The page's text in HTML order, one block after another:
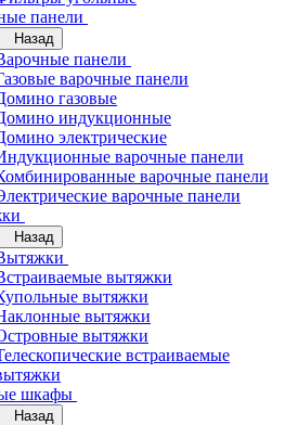
панели
Назад
панели
варочные панели
газовые
индукционные
электрические
варочные панели
варочные панели
варочные панели
Назад
вытяжки
вытяжки
вытяжки
вытяжки
встраиваемые
шкафы
Назад